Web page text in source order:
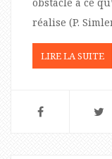
réalise (P.
LIRE LA SUITE